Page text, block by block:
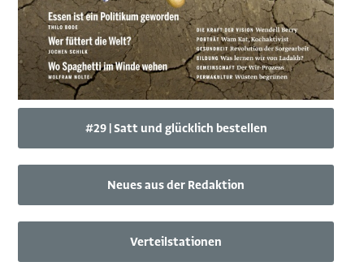
#29 | Satt und glücklich bestellen
Neues aus der Redaktion
Verteilstationen